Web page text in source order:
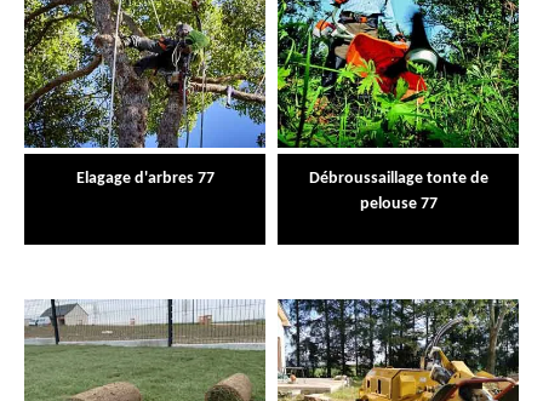
Elagage d'arbres 77
Débroussaillage tonte de
pelouse 77